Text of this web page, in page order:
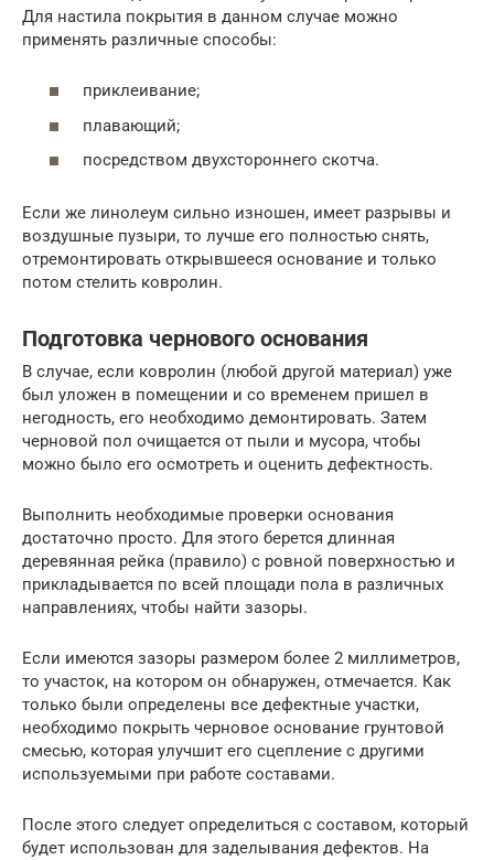
Для настила покрытия в данном случае можно
применять различные способы:
приклеивание;
плавающий;
посредством двухстороннего скотча.
Если же линолеум сильно изношен, имеет разрывы и
воздушные пузыри, то лучше его полностью снять,
отремонтировать открывшееся основание и только
потом стелить ковролин.
Подготовка чернового основания
В случае, если ковролин (любой другой материал) уже
был уложен в помещении и со временем пришел в
негодность, его необходимо демонтировать. Затем
черновой пол очищается от пыли и мусора, чтобы
можно было его осмотреть и оценить дефектность.
Выполнить необходимые проверки основания
достаточно просто. Для этого берется длинная
деревянная рейка (правило) с ровной поверхностью и
прикладывается по всей площади пола в различных
направлениях, чтобы найти зазоры.
Если имеются зазоры размером более 2 миллиметров,
то участок, на котором он обнаружен, отмечается. Как
только были определены все дефектные участки,
необходимо покрыть черновое основание грунтовой
смесью, которая улучшит его сцепление с другими
используемыми при работе составами.
После этого следует определиться с составом, который
будет использован для заделывания дефектов. На